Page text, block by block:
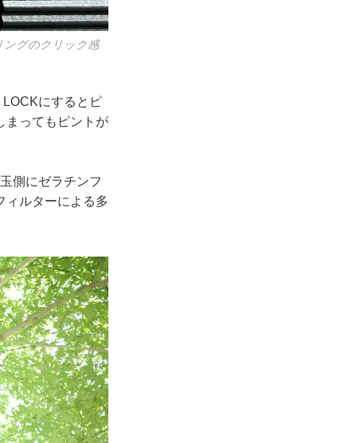
ングのクリック感
にするとピ
まってもピントが
側にゼラチンフ
ィルターによる多